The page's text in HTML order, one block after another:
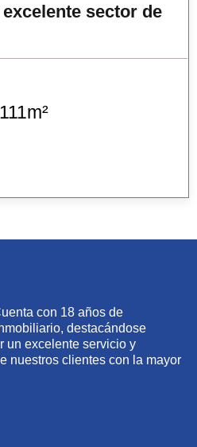
sector de
111m²
con 18 años de
destacándose
un excelente servicio y
nuestros clientes con la mayor